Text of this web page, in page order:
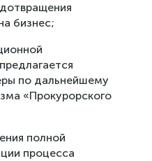
бизнес;
по дальнейшему
«Прокурорского
полной
процесса